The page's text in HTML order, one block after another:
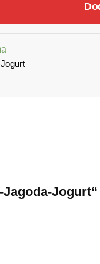
Jogurt“